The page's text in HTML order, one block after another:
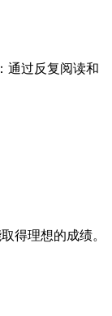
：通过反复阅读和
得理想的成绩。